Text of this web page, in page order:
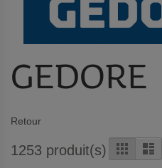
GEDORE
Retour
Grille
1253 produit(s)